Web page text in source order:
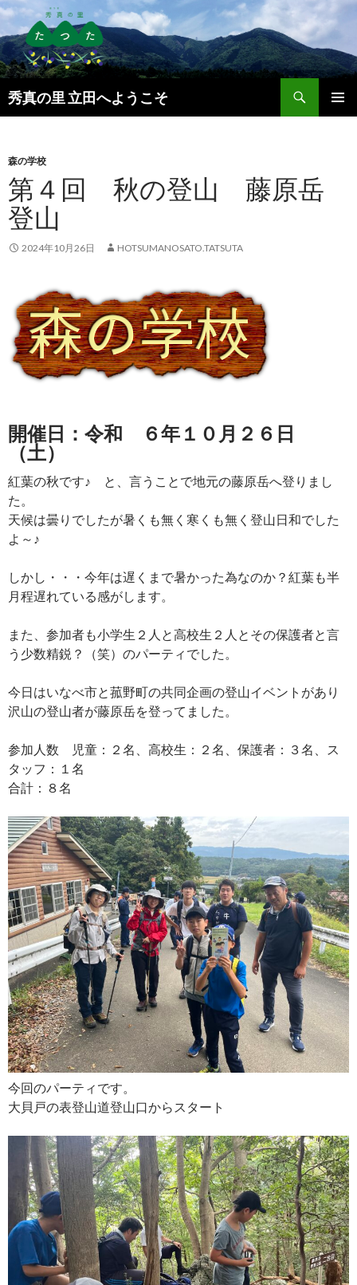
秀真の里 立田へようこそ
索
ン
ツ
へ
ス
キ
ッ
森の学校
第４回 秋の登山 藤原岳
登山
2024年10月26日 HOTSUMANOSATO.TATSUTA
開催日：令和 ６年１０ 月２６ 日
（土）
紅葉の秋です♪ と、言うことで地元の藤原岳へ登りまし
た。
天候は曇りでしたが暑くも無く寒くも無く登山日和でした
よ～♪
しかし・・・今年は遅くまで暑かった為なのか？紅葉も半
月程遅れている感がします。
また、参加者も小学生２人と高校生２人とその保護者と言
う少数精鋭？（笑）のパーティでした。
今日はいなべ市と菰野町の共同企画の登山イベントがあり
沢山の登山者が藤原岳を登ってました。
参加人数 児童：２名、高校生：２名、保護者：３名、ス
タッフ：１名
合計：８名
今回のパーティです。
大貝戸の表登山道登山口からスタート